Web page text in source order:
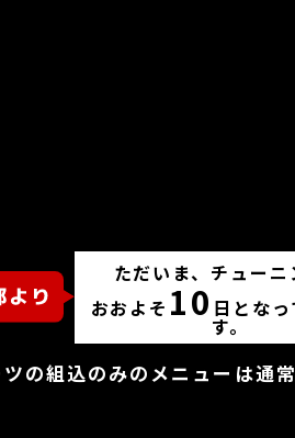
ただいま、チュー
おおよそ 10 日とな
す。
の組込のみのメニューは通